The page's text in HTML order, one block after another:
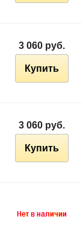
3 060 руб.
Купить
3 060 руб.
Купить